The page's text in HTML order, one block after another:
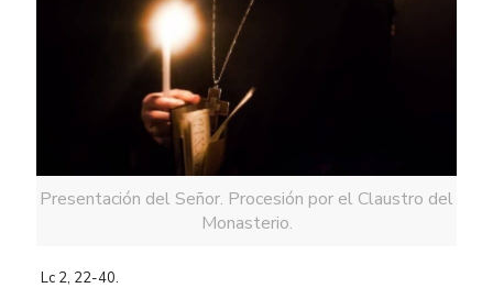
Presentación del Señor. Procesión por el Claustro del
Monasterio.
Lc 2, 22-40.